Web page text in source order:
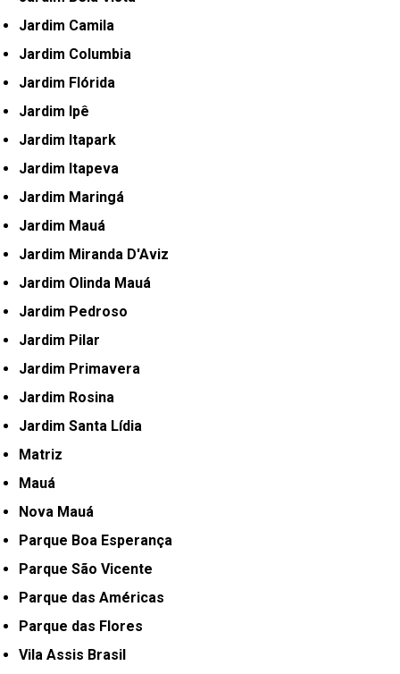
Jardim Camila
Jardim Columbia
Jardim Flórida
Jardim Ipê
Jardim Itapark
Jardim Itapeva
Jardim Maringá
Jardim Mauá
Jardim Miranda D'Aviz
Jardim Olinda Mauá
Jardim Pedroso
Jardim Pilar
Jardim Primavera
Jardim Rosina
Jardim Santa Lídia
Matriz
Mauá
Nova Mauá
Parque Boa Esperança
Parque São Vicente
Parque das Américas
Parque das Flores
Vila Assis Brasil